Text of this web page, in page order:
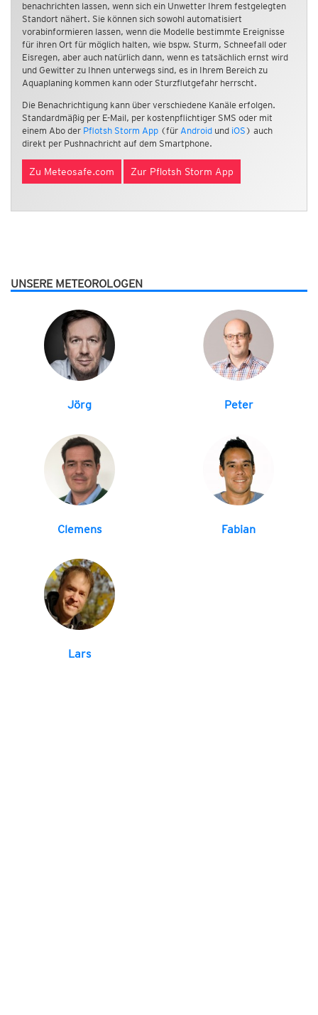
benachrichten lassen, wenn sich ein Unwetter Ihrem festgelegten
Standort nähert. Sie können sich sowohl automatisiert
vorabinformieren lassen, wenn die Modelle bestimmte Ereignisse
für ihren Ort für möglich halten, wie bspw. Sturm, Schneefall oder
Eisregen, aber auch natürlich dann, wenn es tatsächlich ernst wird
und Gewitter zu Ihnen unterwegs sind, es in Ihrem Bereich zu
Aquaplaning kommen kann oder Sturzflutgefahr herrscht.
Die Benachrichtigung kann über verschiedene Kanäle erfolgen.
Standardmäßig per E-Mail, per kostenpflichtiger SMS oder mit
einem Abo der Pflotsh Storm App (für Android und iOS ) auch
direkt per Pushnachricht auf dem Smartphone.
Zu Meteosafe.com Zur Pflotsh Storm App
UNSERE METEOROLOGEN
Jörg Peter
Clemens Fabian
Lars